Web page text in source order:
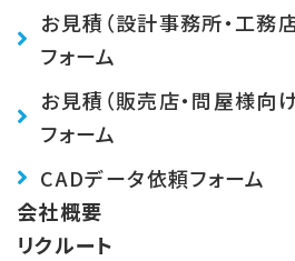
お見積（設計事務所・工務
フォーム
お見積（販売店・問屋様向け
フォーム
CADデータ依頼フォーム
会社概要
リクルート